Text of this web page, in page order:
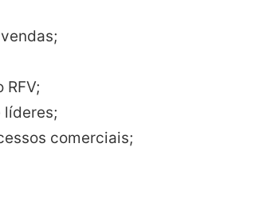
líderes;
comerciais;